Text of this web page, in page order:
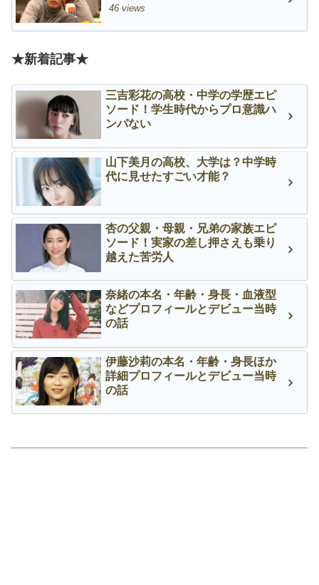
46 views
★新着記事★
三吉彩花の高校・中学の学歴エピ
ソード！学生時代からプロ意識ハ
ンパない
山下美月の高校、大学は？中学時
代に見せたすごい才能？
杏の父親・母親・兄弟の家族エピ
ソード！実家の差し押さえも乗り
越えた苦労人
奈緒の本名・年齢・身長・血液型
などプロフィールとデビュー当時
の話
伊藤沙莉の本名・年齢・身長ほか
詳細プロフィールとデビュー当時
の話